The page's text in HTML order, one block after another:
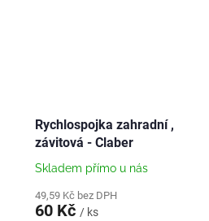
Rychlospojka zahradní ,
závitová - Claber
Skladem přímo u nás
49,59 Kč bez DPH
60 Kč / ks